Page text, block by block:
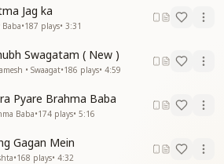
बन जाए
हसीन बन जाए
हसीन बन जाए
दिलनाशि बन जाए
हसीन बन जाए
हसीन बन जाए
Jag ka
•187 plays• 3:31
Swagatam ( New )
• Swaagat•186 plays• 4:59
Pyare Brahma Baba
Baba•174 plays• 5:16
Gagan Mein
•168 plays• 4:32